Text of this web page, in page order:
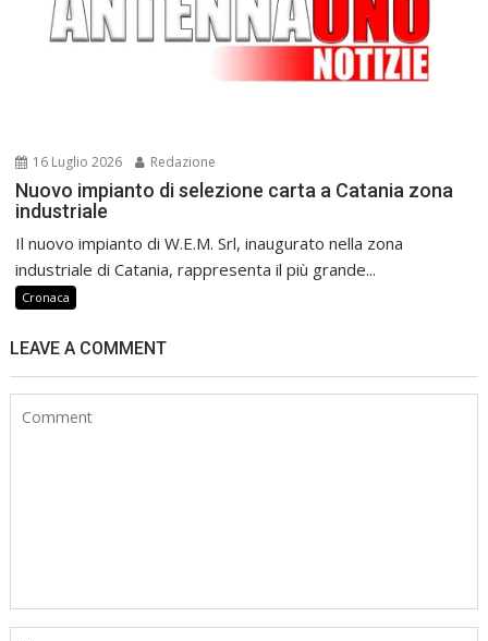
16 Luglio 2026 Redazione
Nuovo impianto di selezione carta a Catania zona
industriale
Il nuovo impianto di W.E.M. Srl, inaugurato nella zona
industriale di Catania, rappresenta il più grande...
Cronaca
LEAVE A COMMENT